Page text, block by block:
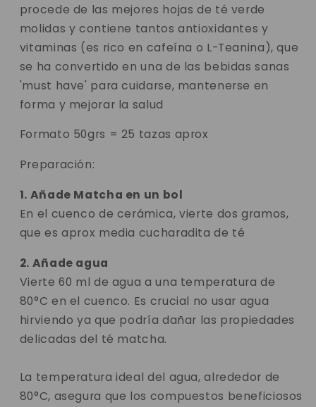
procede de las mejores hojas de té verde
molidas y contiene tantos antioxidantes y
vitaminas (es rico en cafeína o L-Teanina), que
se ha convertido en una de las bebidas sanas
'must have' para cuidarse, mantenerse en
forma y mejorar la salud
Formato 50grs = 25 tazas aprox
Preparación:
1. Añade Matcha en un bol
En el cuenco de cerámica, vierte dos gramos,
que es aprox media cucharadita de té
2. Añade agua
Vierte 60 ml de agua a una temperatura de
80°C en el cuenco. Es crucial no usar agua
hirviendo ya que podría dañar las propiedades
delicadas del té matcha.
La temperatura ideal del agua, alrededor de
80°C, asegura que los compuestos beneficiosos